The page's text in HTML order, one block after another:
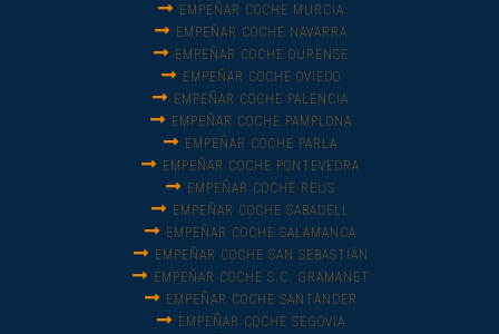
EMPEÑAR COCHE MURCIA
EMPEÑAR COCHE NAVARRA
EMPEÑAR COCHE OURENSE
EMPEÑAR COCHE OVIEDO
EMPEÑAR COCHE PALENCIA
EMPEÑAR COCHE PAMPLONA
EMPEÑAR COCHE PARLA
EMPEÑAR COCHE PONTEVEDRA
EMPEÑAR COCHE REUS
EMPEÑAR COCHE SABADELL
EMPEÑAR COCHE SALAMANCA
EMPEÑAR COCHE SAN SEBASTIÁN
EMPEÑAR COCHE S.C. GRAMANET
EMPEÑAR COCHE SANTANDER
EMPEÑAR COCHE SEGOVIA